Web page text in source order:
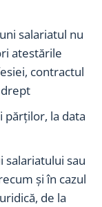
salariatul nu
atestările
contractul
părţilor, la data
salariatului sau
și în cazul
de la